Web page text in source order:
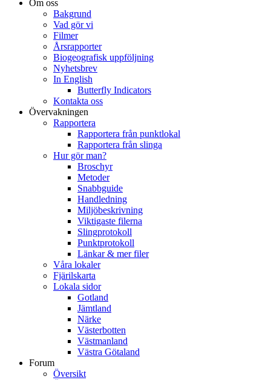
Om oss
Bakgrund
Vad gör vi
Filmer
Årsrapporter
Biogeografisk uppföljning
Nyhetsbrev
In English
Butterfly Indicators
Kontakta oss
Övervakningen
Rapportera
Rapportera från punktlokal
Rapportera från slinga
Hur gör man?
Broschyr
Metoder
Snabbguide
Handledning
Miljöbeskrivning
Viktigaste filerna
Slingprotokoll
Punktprotokoll
Länkar & mer filer
Våra lokaler
Fjärilskarta
Lokala sidor
Gotland
Jämtland
Närke
Västerbotten
Västmanland
Västra Götaland
Forum
Översikt